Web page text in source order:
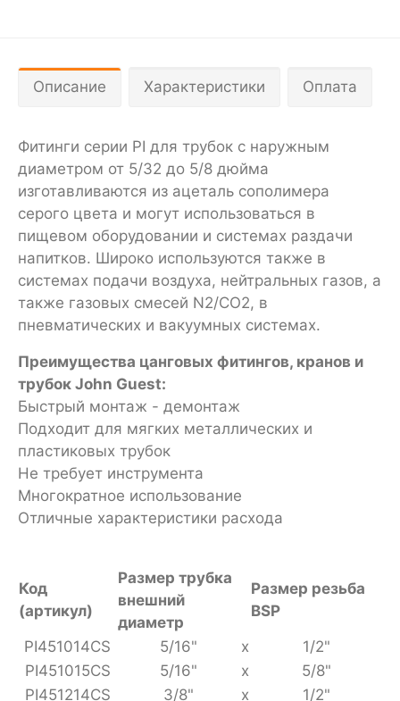
Описание Характеристики Оплата
Фитинги серии PI для трубок с наружным
диаметром от 5/32 до 5/8 дюйма
изготавливаются из ацеталь сополимера
серого цвета и могут использоваться в
пищевом оборудовании и системах раздачи
напитков. Широко используются также в
системах подачи воздуха, нейтральных газов, а
также газовых смесей N2/CO2, в
пневматических и вакуумных системах.
Преимущества цанговых фитингов, кранов и
трубок John Guest:
Быстрый монтаж - демонтаж
Подходит для мягких металлических и
пластиковых трубок
Не требует инструмента
Многократное использование
Отличные характеристики расхода
Код
(артикул)
Размер трубка
внешний
диаметр
Размер резьба
BSP
PI451014CS
5/16" x
1/2"
PI451015CS
5/16" x
5/8"
PI451214CS
3/8" x 1/2"